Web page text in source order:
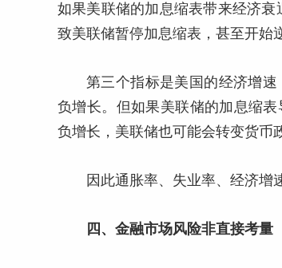
如果美联储的加息缩表带来经济
致美联储暂停加息缩表，甚至开始
第三个指标是美国的经济增
负增长。但如果美联储的加息缩
负增长，美联储也可能会转变货币
因此通胀率、失业率、经济增
四、金融市场风险非直接考量